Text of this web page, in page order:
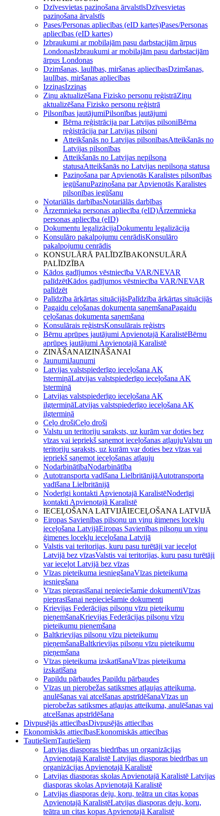
Dzīvesvietas paziņošana ārvalstīsDzīvesvietas
paziņošana ārvalstīs
Pases/Personas apliecības (eID kartes)Pases/Personas
apliecības (eID kartes)
Izbraukumi ar mobilajām pasu darbstacijām ārpus
LondonasIzbraukumi ar mobilajām pasu darbstacijām
ārpus Londonas
Dzimšanas, laulības, miršanas apliecībasDzimšanas,
laulības, miršanas apliecības
IzziņasIzziņas
Ziņu aktualizēšana Fizisko personu reģistrāZiņu
aktualizēšana Fizisko personu reģistrā
Pilsonības jautājumiPilsonības jautājumi
Bērna reģistrācija par Latvijas pilsoniBērna
reģistrācija par Latvijas pilsoni
Atteikšanās no Latvijas pilsonībasAtteikšanās no
Latvijas pilsonības
Atteikšanās no Latvijas nepilsoņa
statusaAtteikšanās no Latvijas nepilsoņa statusa
Paziņošana par Apvienotās Karalistes pilsonības
iegūšanuPaziņošana par Apvienotās Karalistes
pilsonības iegūšanu
Notariālās darbībasNotariālās darbības
Ārzemnieka personas apliecība (eID)Ārzemnieka
personas apliecība (eID)
Dokumentu legalizācijaDokumentu legalizācija
Konsulāro pakalpojumu cenrādisKonsulāro
pakalpojumu cenrādis
KONSULĀRĀ PALĪDZĪBAKONSULĀRĀ
PALĪDZĪBA
Kādos gadījumos vēstniecība VAR/NEVAR
palīdzētKādos gadījumos vēstniecība VAR/NEVAR
palīdzēt
Palīdzība ārkārtas situācijāsPalīdzība ārkārtas situācijās
Pagaidu ceļošanas dokumenta saņemšanaPagaidu
ceļošanas dokumenta saņemšana
Konsulārais reģistrsKonsulārais reģistrs
Bērnu aprūpes jautājumi Apvienotajā KaralistēBērnu
aprūpes jautājumi Apvienotajā Karalistē
ZINĀŠANAIZINĀŠANAI
JaunumiJaunumi
Latvijas valstspiederīgo ieceļošana AK
īstermiņāLatvijas valstspiederīgo ieceļošana AK
īstermiņā
Latvijas valstspiederīgo ieceļošana AK
ilgtermiņāLatvijas valstspiederīgo ieceļošana AK
ilgtermiņā
Ceļo drošiCeļo droši
Valstu un teritoriju saraksts, uz kurām var doties bez
vīzas vai iepriekš saņemot ieceļošanas atļaujuValstu un
teritoriju saraksts, uz kurām var doties bez vīzas vai
iepriekš saņemot ieceļošanas atļauju
NodarbinātībaNodarbinātība
Autotransporta vadīšana LielbritānijāAutotransporta
vadīšana Lielbritānijā
Noderīgi kontakti Apvienotajā KaralistēNoderīgi
kontakti Apvienotajā Karalistē
IECEĻOŠANA LATVIJĀIECEĻOŠANA LATVIJĀ
Eiropas Savienības pilsoņu un viņu ģimenes locekļu
ieceļošana LatvijāEiropas Savienības pilsoņu un viņu
ģimenes locekļu ieceļošana Latvijā
Valstis vai teritorijas, kuru pasu turētāji var ieceļot
Latvijā bez vīzasValstis vai teritorijas, kuru pasu turētāji
var ieceļot Latvijā bez vīzas
Vīzas pieteikuma iesniegšanaVīzas pieteikuma
iesniegšana
Vīzas pieprasīšanai nepieciešamie dokumentiVīzas
pieprasīšanai nepieciešamie dokumenti
Krievijas Federācijas pilsoņu vīzu pieteikumu
pieņemšanaKrievijas Federācijas pilsoņu vīzu
pieteikumu pieņemšana
Baltkrievijas pilsoņu vīzu pieteikumu
pieņemšanaBaltkrievijas pilsoņu vīzu pieteikumu
pieņemšana
Vīzas pieteikuma izskatīšanaVīzas pieteikuma
izskatīšana
Papildu pārbaudes Papildu pārbaudes
Vīzas un pierobežas satiksmes atļaujas atteikuma,
anulēšanas vai atcelšanas apstrīdēšanaVīzas un
pierobežas satiksmes atļaujas atteikuma, anulēšanas vai
atcelšanas apstrīdēšana
Divpusējās attiecībasDivpusējās attiecības
Ekonomiskās attiecībasEkonomiskās attiecības
TautiešiemTautiešiem
Latvijas diasporas biedrības un organizācijas
Apvienotajā Karalistē Latvijas diasporas biedrības un
organizācijas Apvienotajā Karalistē
Latvijas diasporas skolas Apvienotajā Karalistē Latvijas
diasporas skolas Apvienotajā Karalistē
Latvijas diasporas deju, koru, teātra un citas kopas
Apvienotajā KaralistēLatvijas diasporas deju, koru,
teātra un citas kopas Apvienotajā Karalistē